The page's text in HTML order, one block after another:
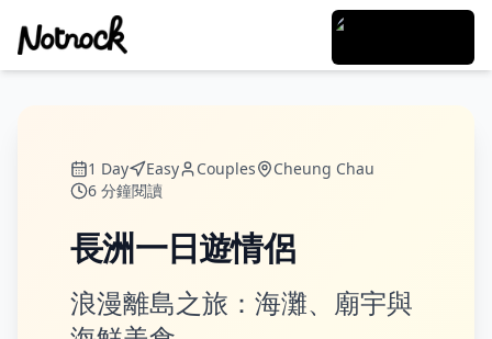
1 Day Easy Couples
Cheung Chau
6 分鐘閱讀
長洲一日遊情侶
浪漫離島之旅：海灘、廟宇與